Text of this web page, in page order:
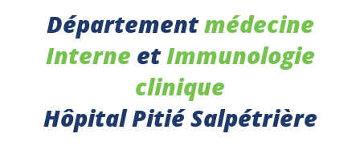
Départementmédecine
Interne etImmunologie
clinique
Hôpital Pitié Salpétrière